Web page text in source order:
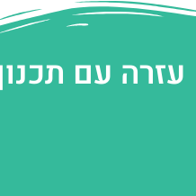
עזרה עם